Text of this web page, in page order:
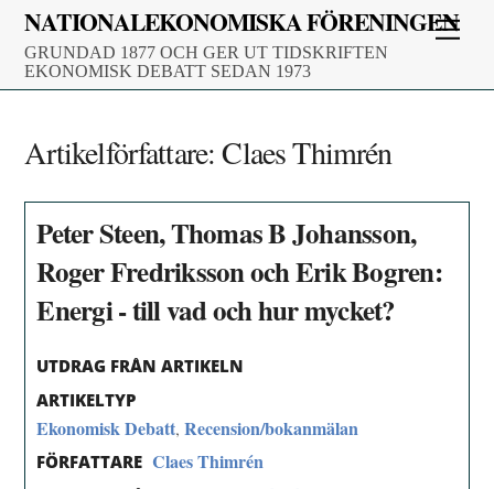
Skip
content
NATIONALEKONOMISKA FÖRENINGEN
GRUNDAD 1877 OCH GER UT TIDSKRIFTEN
EKONOMISK DEBATT SEDAN 1973
Artikelförfattare:Claes Thimrén
Peter Steen, Thomas B Johansson,
Roger Fredriksson och Erik Bogren:
Energi - till vad och hur mycket?
UTDRAG FRÅN ARTIKELN
ARTIKELTYP
Ekonomisk Debatt,Recension/bokanmälan
FÖRFATTARE Claes Thimrén